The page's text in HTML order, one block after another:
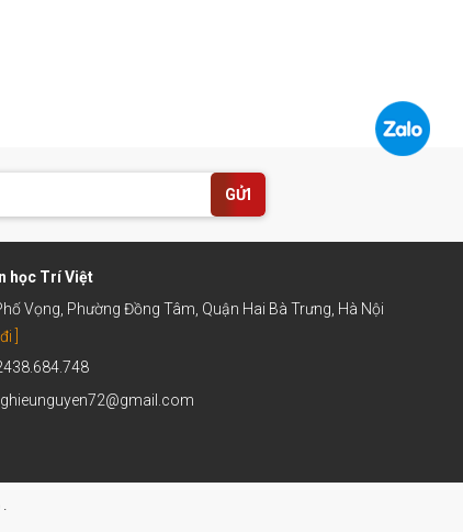
GỬI
học Trí Việt
Vọng, Phường Đồng Tâm, Quận Hai Bà Trưng, Hà Nội
]
.